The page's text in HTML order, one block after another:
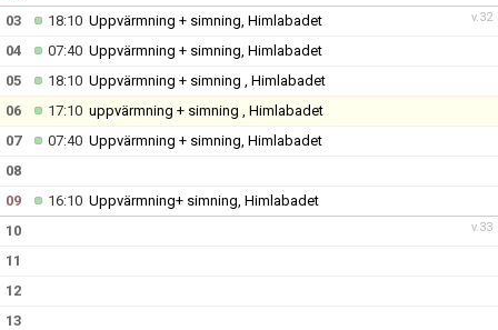
v.32
03 18:10 Uppvärmning + simning, Himlabadet
04
07:40 Uppvärmning + simning, Himlabadet
05
18:10 Uppvärmning + simning , Himlabadet
06
17:10 uppvärmning + simning , Himlabadet
07
07:40 Uppvärmning + simning, Himlabadet
08
09
16:10 Uppvärmning+ simning, Himlabadet
v.33
10
11
12
13